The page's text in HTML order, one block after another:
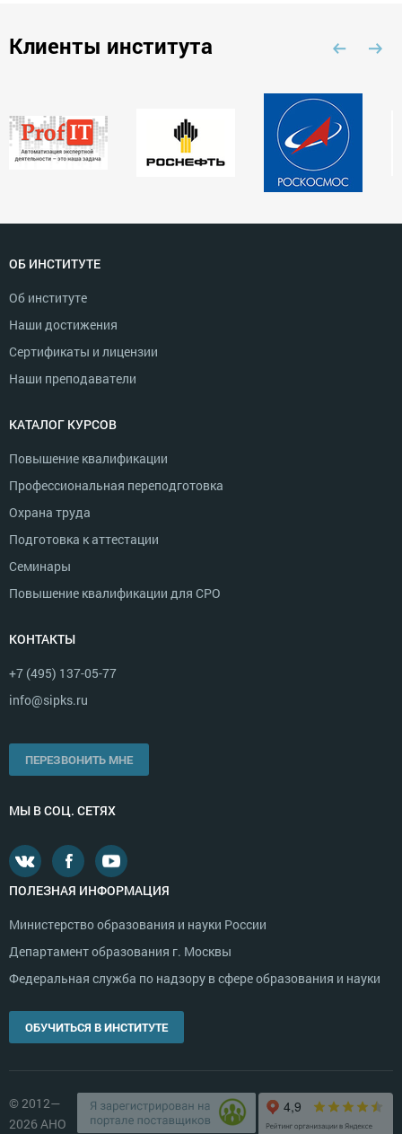
Клиенты института
ОБ ИНСТИТУТЕ
Об институте
Наши достижения
Сертификаты и лицензии
Наши преподаватели
КАТАЛОГ КУРСОВ
Повышение квалификации
Профессиональная переподготовка
Охрана труда
Подготовка к аттестации
Семинары
Повышение квалификации для СРО
КОНТАКТЫ
+7 (495) 137-05-77
info@sipks.ru
ПЕРЕЗВОНИТЬ МНЕ
МЫ В СОЦ. СЕТЯХ
ПОЛЕЗНАЯ ИНФОРМАЦИЯ
Министерство образования и науки России
Департамент образования г. Москвы
Федеральная служба по надзору в сфере образования и науки
ОБУЧИТЬСЯ В ИНСТИТУТЕ
© 2012—
2026 АНО